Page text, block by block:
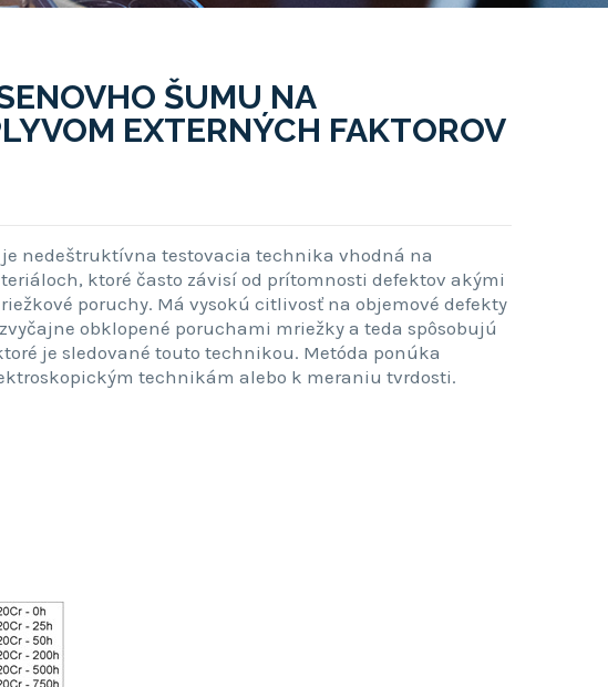
ŠUMU NA
EXTERNÝCH FAKTOROV
nedeštruktívna testovacia technika vhodná na
ktoré často závisí od prítomnosti defektov akými
poruchy. Má vysokú citlivosť na objemové defekty
obklopené poruchami mriežky a teda spôsobujú
je sledované touto technikou. Metóda ponúka
technikám alebo k meraniu tvrdosti.